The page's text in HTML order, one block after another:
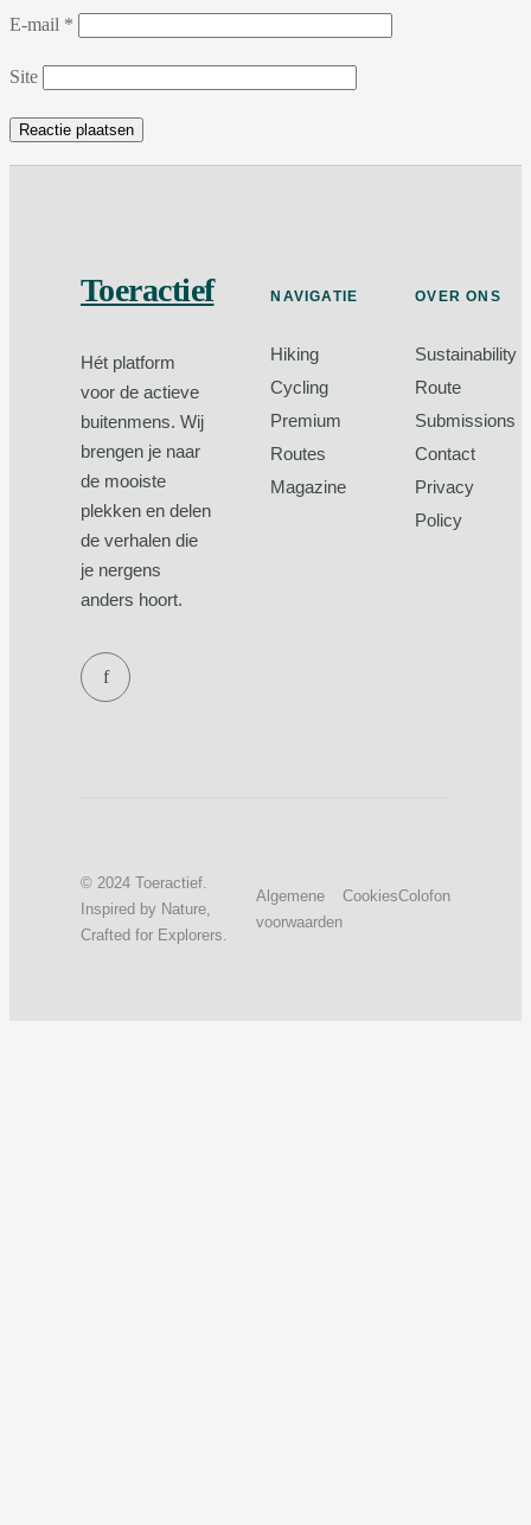
E-mail *
Site
Toeractief
Hét platform
voor de actieve
buitenmens. Wij
brengen je naar
de mooiste
plekken en delen
de verhalen die
je nergens
anders hoort.
f
NAVIGATIE
Hiking
Cycling
Premium
Routes
Magazine
OVER ONS
Sustainability
Route
Submissions
Contact
Privacy
Policy
© 2024 Toeractief.
Inspired by Nature,
Crafted for Explorers.
Algemene
voorwaarden
CookiesColofon